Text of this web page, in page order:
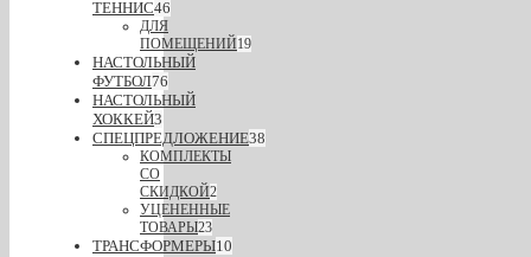
ТЕННИС46
ДЛЯ
ПОМЕЩЕНИЙ19
НАСТОЛЬНЫЙ
ФУТБОЛ76
НАСТОЛЬНЫЙ
ХОККЕЙ3
СПЕЦПРЕДЛОЖЕНИЕ38
КОМПЛЕКТЫ
СО
СКИДКОЙ2
УЦЕНЕННЫЕ
ТОВАРЫ23
ТРАНСФОРМЕРЫ10